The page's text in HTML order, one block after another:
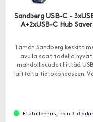
Sandberg USB-C -
A+2xUSB-C Hub Saver
Tämän Sandberg
avulla saat todella hyvät
mahdollisuudet liittää
laitteita tietokoneeseen.
Etätallennus, noin 3-8